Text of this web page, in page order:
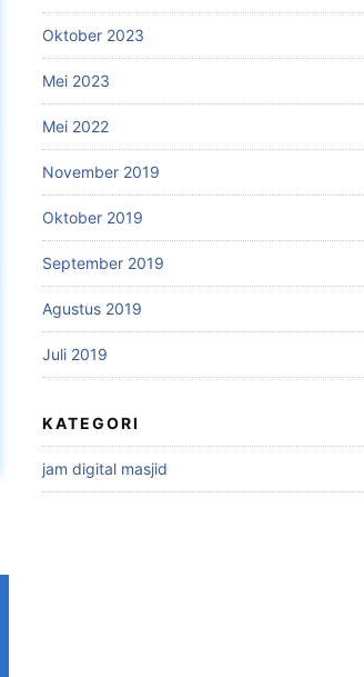
Oktober 2023
Mei 2023
Mei 2022
November 2019
Oktober 2019
September 2019
Agustus 2019
Juli 2019
KATEGORI
jam digital masjid